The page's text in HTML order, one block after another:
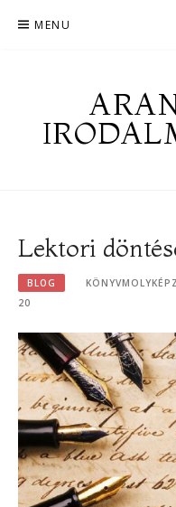
MENU
Lektori
BLOG
20